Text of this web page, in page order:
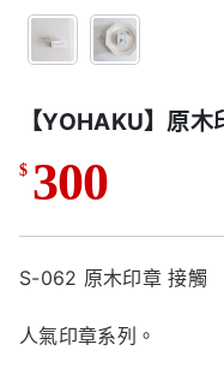
【YOHAKU】原
$ 300
S-062 原木印章 接觸
人氣印章系列。